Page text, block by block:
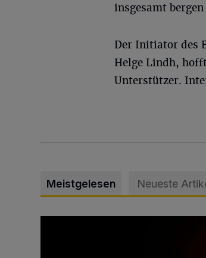
insgesamt
Der Initiator des
Helge Lindh,
Unterstützer.
Meistgelesen Neueste